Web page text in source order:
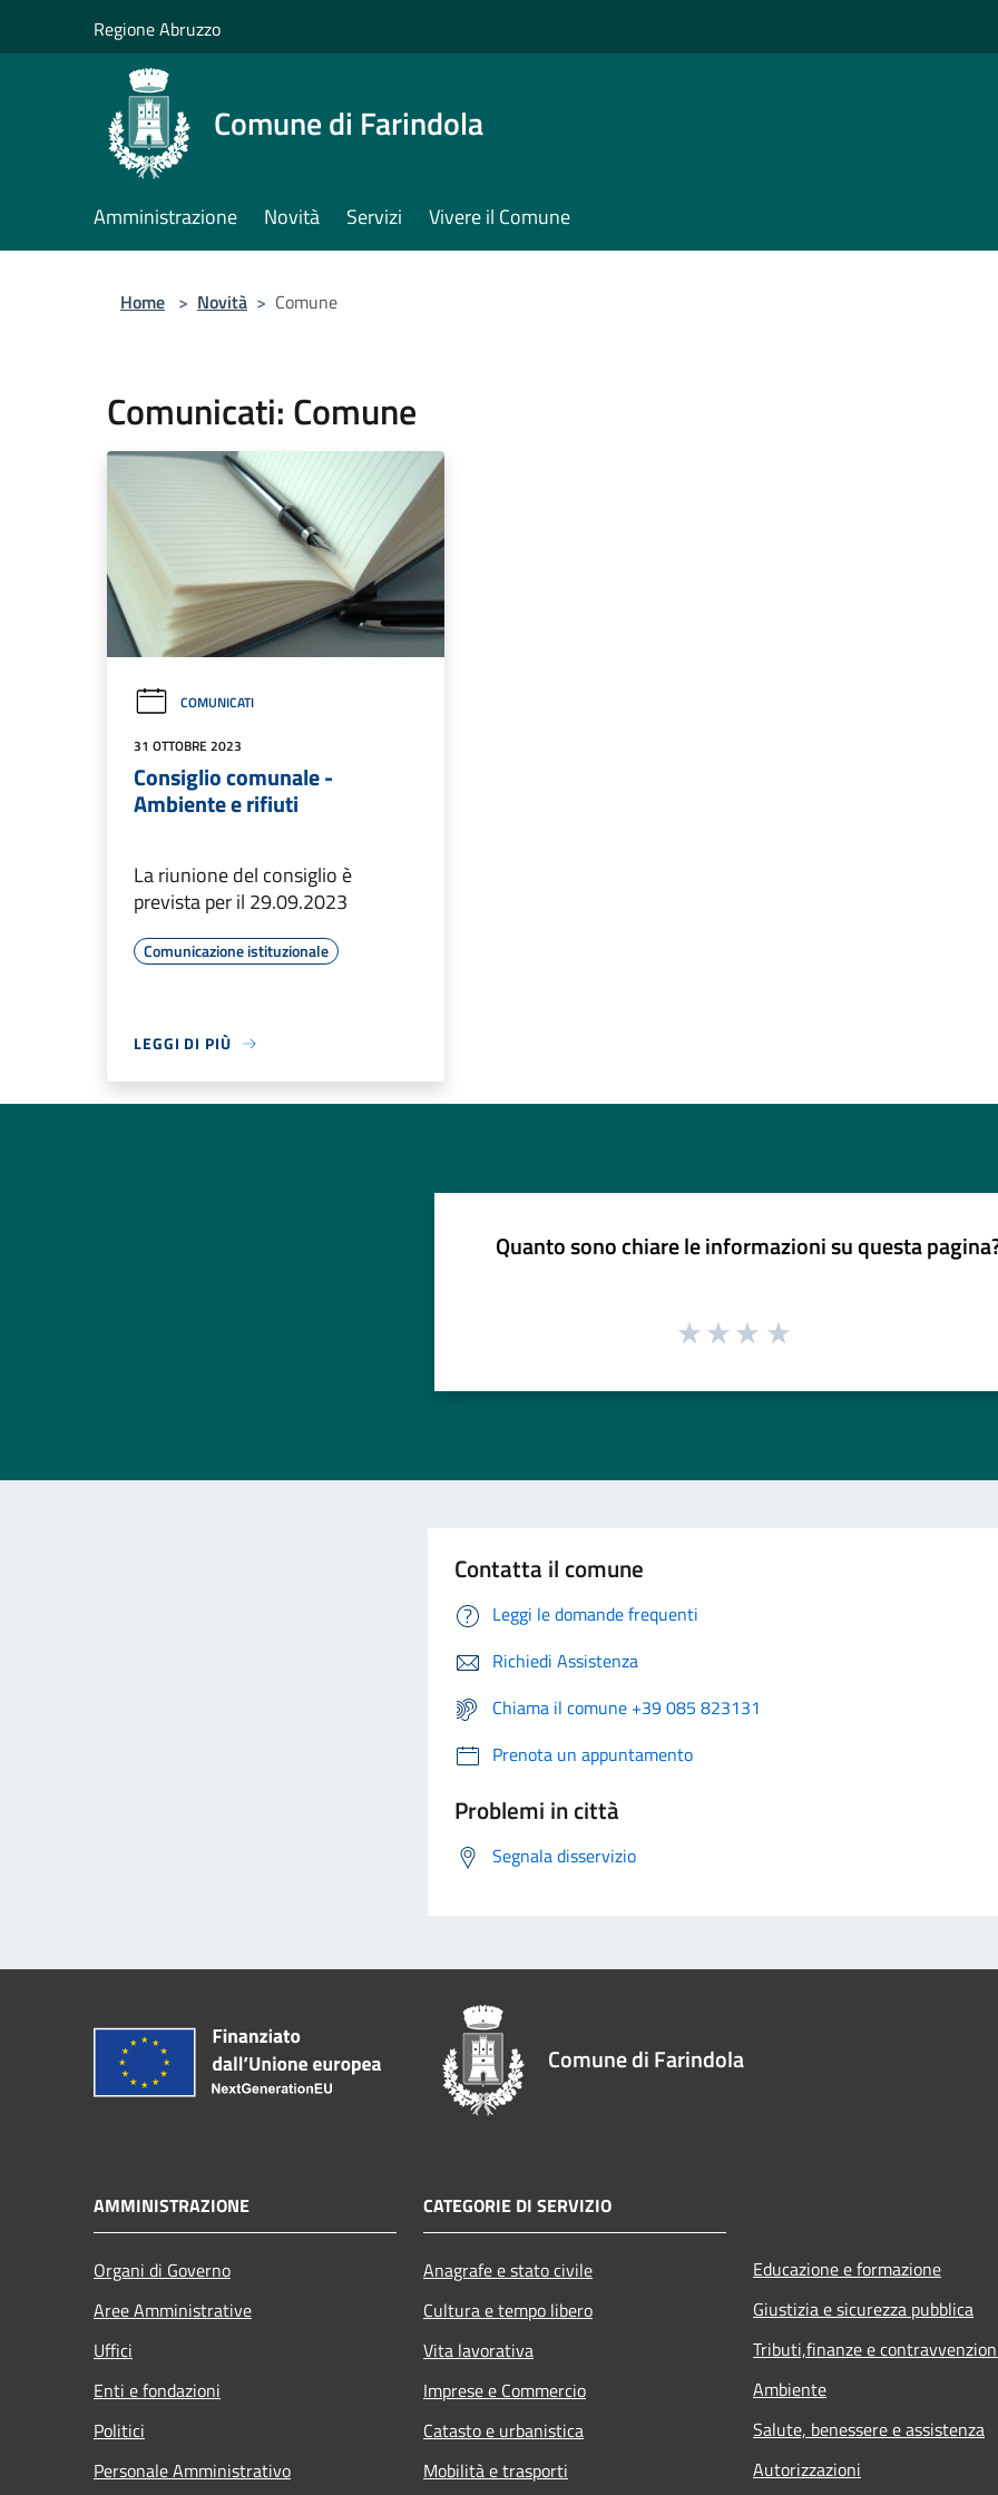
Regione Abruzzo
Comune di Farindola
Amministrazione Novità Servizi Vivere il Comune
Home > Novità > Comune
Comunicati: Comune
COMUNICATI
31 OTTOBRE 2023
Consiglio comunale -
Ambiente e rifiuti
La riunione del consiglio è
prevista per il 29.09.2023
Comunicazione istituzionale
LEGGI DI PIÙ
Quanto sono chiare le informazioni su questa
Contatta il comune
Leggi le domande frequenti
Richiedi Assistenza
Chiama il comune +39 085 823131
Prenota un appuntamento
Problemi in città
Segnala disservizio
Comune di Farindola
AMMINISTRAZIONE
Organi di Governo
Aree Amministrative
Uffici
Enti e fondazioni
Politici
Personale Amministrativo
CATEGORIE DI SERVIZIO
Anagrafe e stato civile
Cultura e tempo libero
Vita lavorativa
Imprese e Commercio
Catasto e urbanistica
Mobilità e trasporti
Educazione e formazione
Giustizia e sicurezza pubblica
Tributi,finanze e
Ambiente
Salute, benessere e assistenza
Autorizzazioni